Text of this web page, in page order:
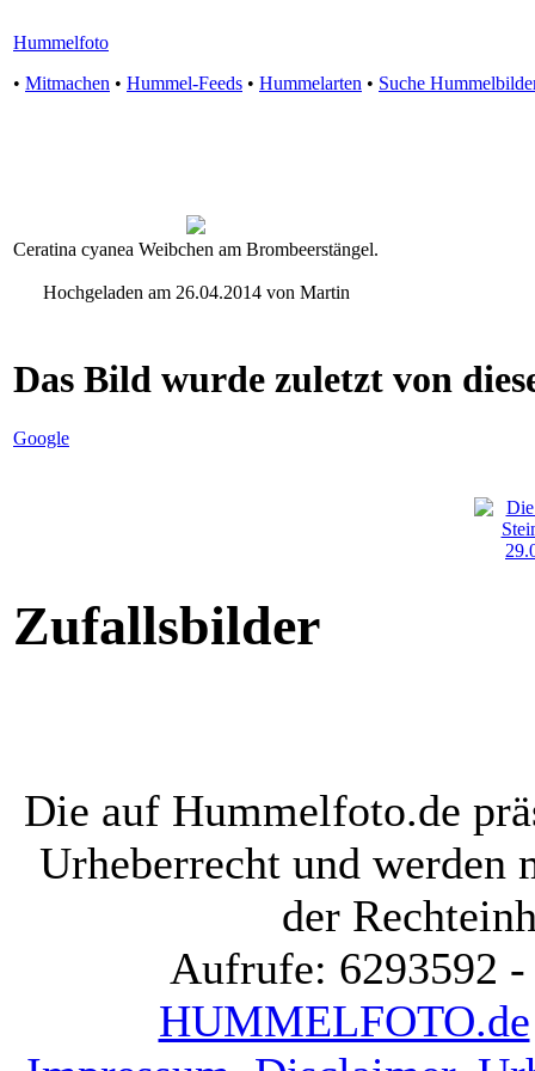
Hummelfoto
• Mitmachen • Hummel-Feeds • Hummelarten • Suche
Ceratina cyanea Weibchen am Brombeerstängel.
Hochgeladen am 26.04.2014 von Martin
Das Bild wurde zuletzt von
Google
Zufallsbilder
Die auf Hummelfoto.de
Urheberrecht und werden
der
Aufrufe: 6293592
HUMMELFOTO.de